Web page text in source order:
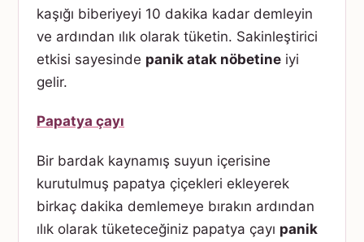
kaşığı biberiyeyi 10 dakika kadar demleyin
ve ardından ılık olarak tüketin. Sakinleştirici
etkisi sayesinde panik atak nöbetine iyi
gelir.
Papatya çayı
Bir bardak kaynamış suyun içerisine
kurutulmuş papatya çiçekleri ekleyerek
birkaç dakika demlemeye bırakın ardından
ılık olarak tüketeceğiniz papatya çayı panik